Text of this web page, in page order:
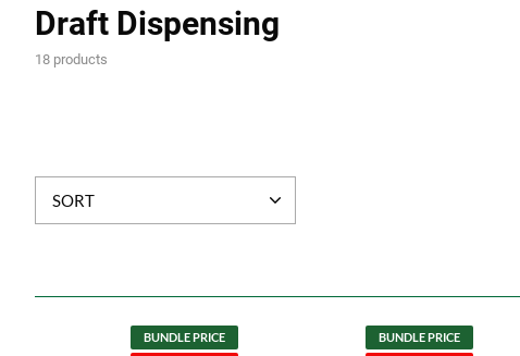
Draft Dispensing
18 products
SORT
BUNDLE PRICE
BUNDLE PRICE